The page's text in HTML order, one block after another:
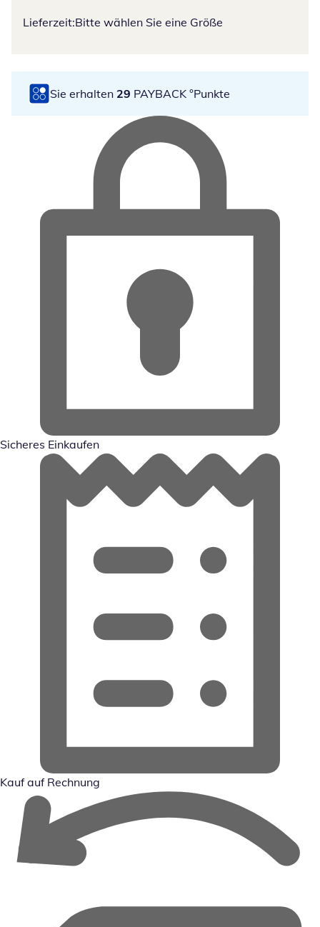
Lieferzeit:Bitte wählen Sie eine Größe
Sie erhalten 29 PAYBACK °Punkte
Sicheres Einkaufen
Kauf auf Rechnung